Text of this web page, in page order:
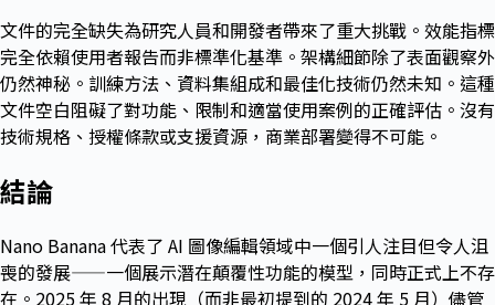
文件的完全缺失為研究人員和開發者帶來了重大挑戰。效能指標
完全依賴使用者報告而非標準化基準。架構細節除了表面觀察外
仍然神秘。訓練方法、資料集組成和最佳化技術仍然未知。這種
文件空白阻礙了對功能、限制和適當使用案例的正確評估。沒有
技術規格、授權條款或支援資源，商業部署變得不可能。
結論
Nano Banana 代表了 AI 圖像編輯領域中一個引人注目但令人沮
喪的發展——一個展示潛在顛覆性功能的模型，同時正式上不存
在。2025 年 8 月的出現（而非最初提到的 2024 年 5 月）儘管